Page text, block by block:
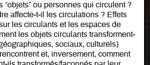
“objets” ou personnes qui circulent ?
affecte‐t‐il les circulations ? Effets
les circulants et les espaces de
les objets circulants transforment‐
sociaux, culturels)
et, inversement, comment